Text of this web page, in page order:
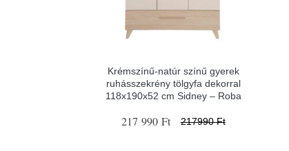
Krémszínű-natúr színű gyerek
ruhásszekrény tölgyfa dekorral
118x190x52 cm Sidney – Roba
217 990 Ft 217990 Ft